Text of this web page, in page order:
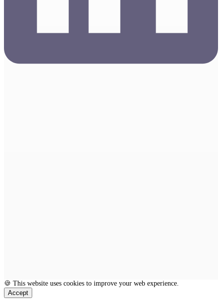
🍪 This website uses cookies to improve your web experience.
Accept